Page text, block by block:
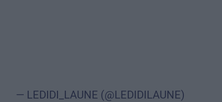
— LEDIDI_LAUNE (@LEDIDILAUNE)